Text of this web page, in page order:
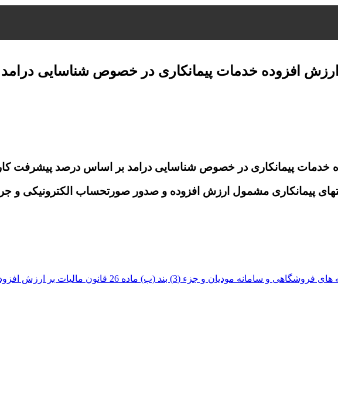
ارزش افزوده خدمات پیمانکاری در خصوص شناسایی
خدمات پیمانکاری در خصوص شناسایی درامد بر اساس درصد پیشرفت کار
پیمانکاری مشمول ارزش افزوده و صدور صورتحساب الکترونیکی و